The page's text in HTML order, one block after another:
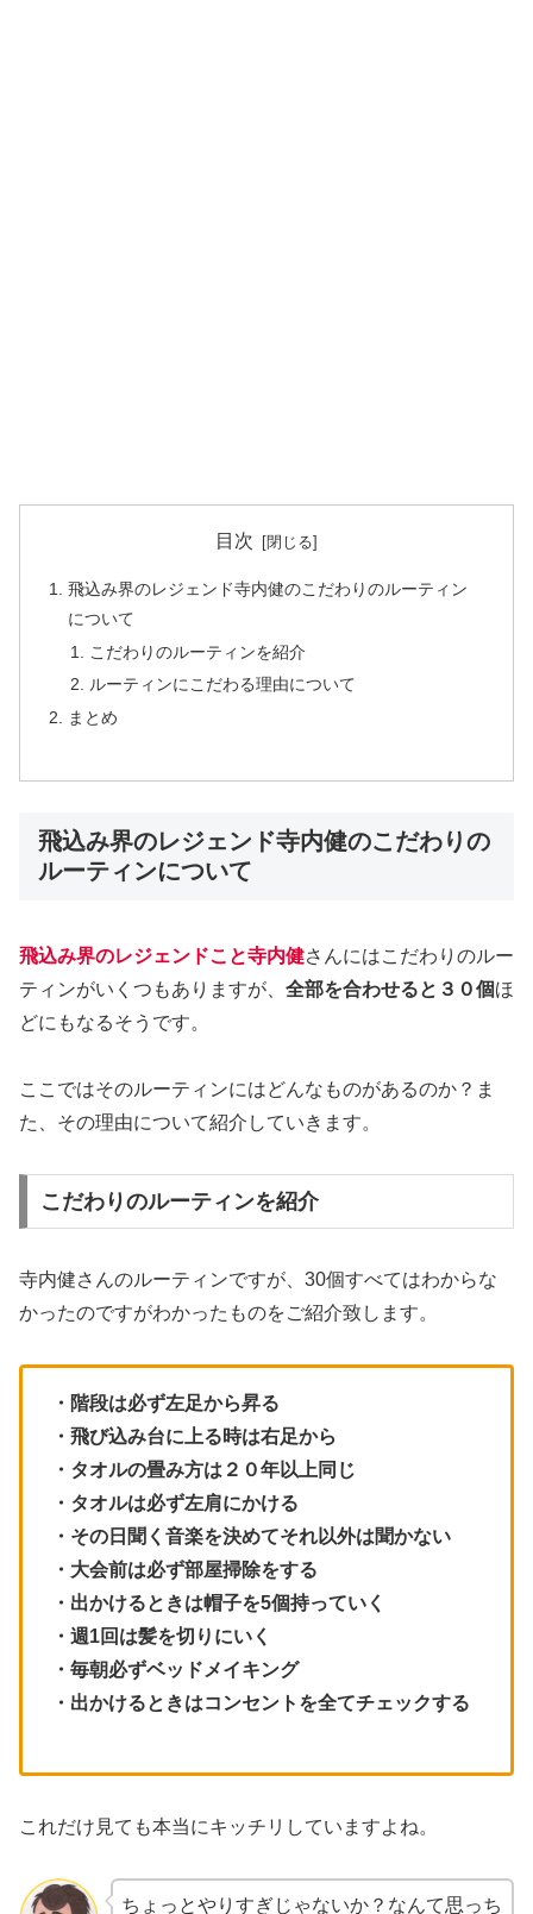
目次
飛込み界のレジェンド寺内健のこだわりのルーティン
について
こだわりのルーティンを紹介
ルーティンにこだわる理由について
まとめ
飛込み界のレジェンド寺内健のこだわりの
ルーティンについて
飛込み界のレジェンドこと寺内健さんにはこだわりのルー
ティンがいくつもありますが、 全部を合わせると３０個ほ
どにもなるそうです。
ここではそのルーティンにはどんなものがあるのか？ま
た、その理由について紹介していきます。
こだわりのルーティンを紹介
寺内健さんのルーティンですが、30個すべてはわからな
かったのですがわかったものをご紹介致します。
・階段は必ず左足から昇る
・飛び込み台に上る時は右足から
・タオルの畳み方は２０年以上同じ
・タオルは必ず左肩にかける
・その日聞く音楽を決めてそれ以外は聞かない
・大会前は必ず部屋掃除をする
・出かけるときは帽子を5個持っていく
・週1回は髪を切りにいく
・毎朝必ずベッドメイキング
・出かけるときはコンセントを全てチェックする
これだけ見ても本当にキッチリしていますよね。
ちょっとやりすぎじゃないか？なんて思っち